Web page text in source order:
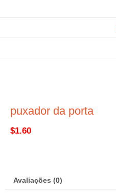
puxador da porta
$1.60
Avaliações (0)